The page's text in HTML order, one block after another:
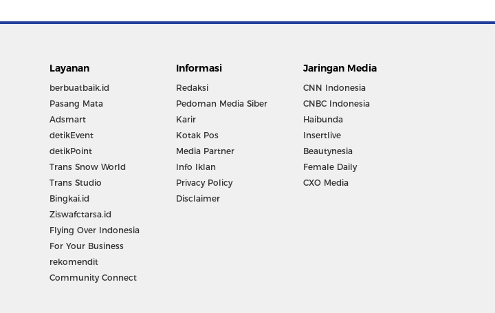
Layanan
berbuatbaik.id
Pasang Mata
Adsmart
detikEvent
detikPoint
Trans Snow World
Trans Studio
Bingkai.id
Ziswafctarsa.id
Flying Over Indonesia
For Your Business
rekomendit
Community Connect
Informasi
Redaksi
Pedoman Media Siber
Karir
Kotak Pos
Media Partner
Info Iklan
Privacy Policy
Disclaimer
Jaringan Media
CNN Indonesia
CNBC Indonesia
Haibunda
Insertlive
Beautynesia
Female Daily
CXO Media